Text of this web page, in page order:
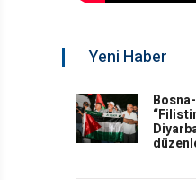
Yeni Haber